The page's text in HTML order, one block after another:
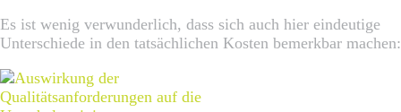
Es ist wenig verwunderlich, dass sich auch hier eindeutige
Unterschiede in den tatsächlichen Kosten bemerkbar machen: